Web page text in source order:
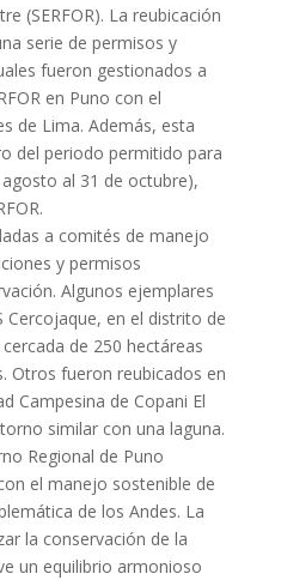
(SERFOR). La reubicación
serie de permisos y
fueron gestionados a
en Puno con el
de Lima. Además, esta
del periodo permitido para
al 31 de octubre),
a comités de manejo
y permisos
Algunos ejemplares
Cercojaque, en el distrito de
de 250 hectáreas
Otros fueron reubicados en
Campesina de Copani El
similar con una laguna.
Regional de Puno
el manejo sostenible de
de los Andes. La
la conservación de la
un equilibrio armonioso